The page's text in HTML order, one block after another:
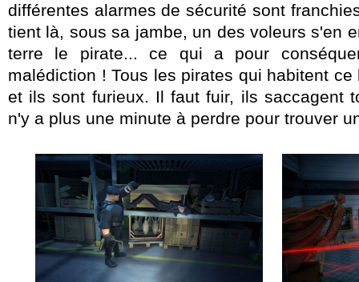
différentes alarmes de sécurité sont
tient là, sous sa jambe, un des voleurs s'en
terre le pirate... ce qui a pour
malédiction ! Tous les pirates qui habitent
et ils sont furieux. Il faut fuir, ils saccagent
n'y a plus une minute à perdre pour trouver